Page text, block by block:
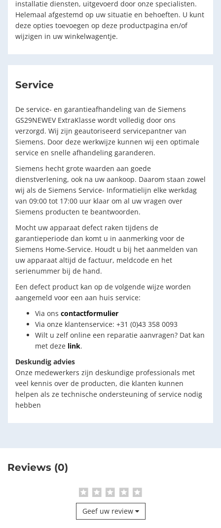
installatie diensten, uitgevoerd door onze specialisten.
Helemaal afgestemd op uw situatie en behoeften. U kunt
deze opties toevoegen op deze productpagina en/of
wijzigen in uw winkelwagentje.
Service
De service- en garantieafhandeling van de Siemens
GS29NEWEV ExtraKlasse wordt volledig door ons
verzorgd. Wij zijn geautoriseerd servicepantner van
Siemens. Door deze werkwijze kunnen wij een optimale
service en snelle afhandeling garanderen.
Siemens hecht grote waarden aan goede
dienstverlening, ook na uw aankoop. Daarom staan zowel
wij als de Siemens Service- Informatielijn elke werkdag
van 09:00 tot 17:00 uur klaar om al uw vragen over
Siemens producten te beantwoorden.
Mocht uw apparaat defect raken tijdens de
garantieperiode dan komt u in aanmerking voor de
Siemens Home-Service. Houdt u bij het aanmelden van
uw apparaat altijd de factuur, meldcode en het
serienummer bij de hand.
Een defect product kan op de volgende wijze worden
aangemeld voor een aan huis service:
Via ons contactformulier
Via onze klantenservice: +31 (0)43 358 0093
Wilt u zelf online een reparatie aanvragen? Dat kan
met deze link.
Deskundig advies
Onze medewerkers zijn deskundige professionals met
veel kennis over de producten, die klanten kunnen
helpen als ze technische ondersteuning of service nodig
hebben
Reviews (0)
Geef uw review